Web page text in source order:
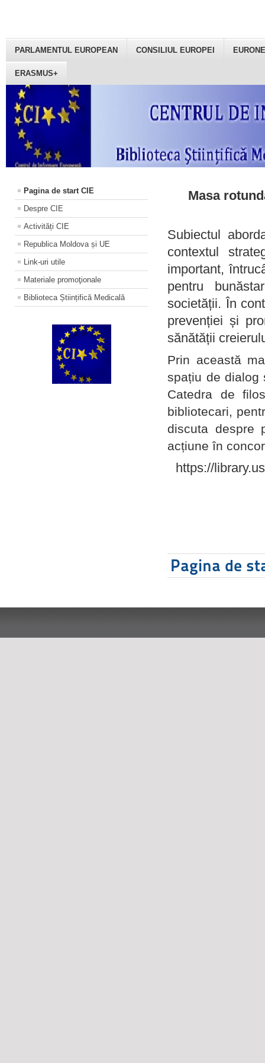
PARLAMENTUL EUROPEAN CONSILIUL EUROPEI
ERASMUS+
Pagina de start CIE
Despre CIE
Activități CIE
Republica Moldova și UE
Link-uri utile
Materiale promoţionale
Biblioteca Științifică Medicală
Masa
Subiectul
contextul
important,
pentru
societății. În
prevenției și
sănătății
Prin această
spațiu de dialog
Catedra de
bibliotecari,
discuta despre
acțiune în
https://
Pagina de